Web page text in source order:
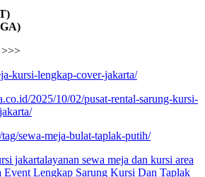
>>>
kursi-lengkap-cover-jakarta/
2025/10/02/pusat-rental-sarung-kursi-
sewa-meja-bulat-taplak-putih/
jakartalayanan sewa meja dan kursi area
Event Lengkap Sarung Kursi Dan Taplak